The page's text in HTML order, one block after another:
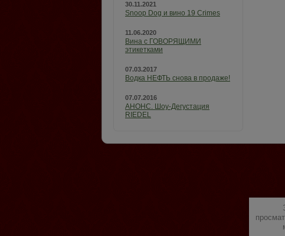
30.11.2021
Snoop Dog и вино 19 Crimes
11.06.2020
Вина с ГОВОРЯЩИМИ
этикетками
07.03.2017
Водка НЕФТЬ снова в продаже!
07.07.2016
АНОНС. Шоу-Дегустация
RIEDEL